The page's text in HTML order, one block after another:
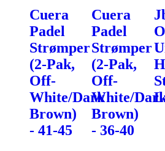
Cuera
Padel
Strømper
(2-Pak,
Off-
White/Dark
Brown)
- 41-45
Cuera
Padel
Strømper
(2-Pak,
Off-
White/
Brown)
- 36-40